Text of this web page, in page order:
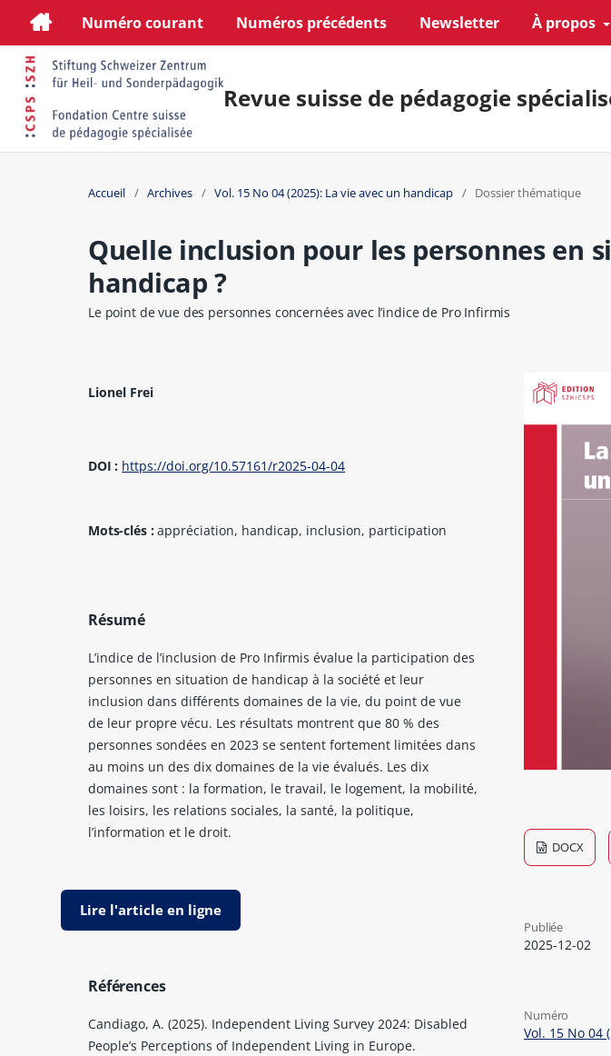
Numéro courant Numéros précédents Newsletter À propos
Revue suisse de pédagogie
Accueil / Archives / Vol. 15 No 04 (2025): La vie avec un handicap / Dossier thématique
Quelle inclusion pour les personnes en
handicap ?
Le point de vue des personnes concernées avec l’indice de Pro Infirmis
Lionel Frei
DOI : https://doi.org/10.57161/r2025-04-04
Mots-clés :appréciation, handicap, inclusion, participation
Résumé
L’indice de l’inclusion de Pro Infirmis évalue la participation des
personnes en situation de handicap à la société et leur
inclusion dans différents domaines de la vie, du point de vue
de leur propre vécu. Les résultats montrent que 80 % des
personnes sondées en 2023 se sentent fortement limitées dans
au moins un des dix domaines de la vie évalués. Les dix
domaines sont : la formation, le travail, le logement, la mobilité,
les loisirs, les relations sociales, la santé, la politique,
l’information et le droit.
Lire l'article en ligne
Références
Candiago, A. (2025). Independent Living Survey 2024: Disabled
People’s Perceptions of Independent Living in Europe.
DOCX
Publiée
2025-12-02
Numéro
Vol. 15 No 04